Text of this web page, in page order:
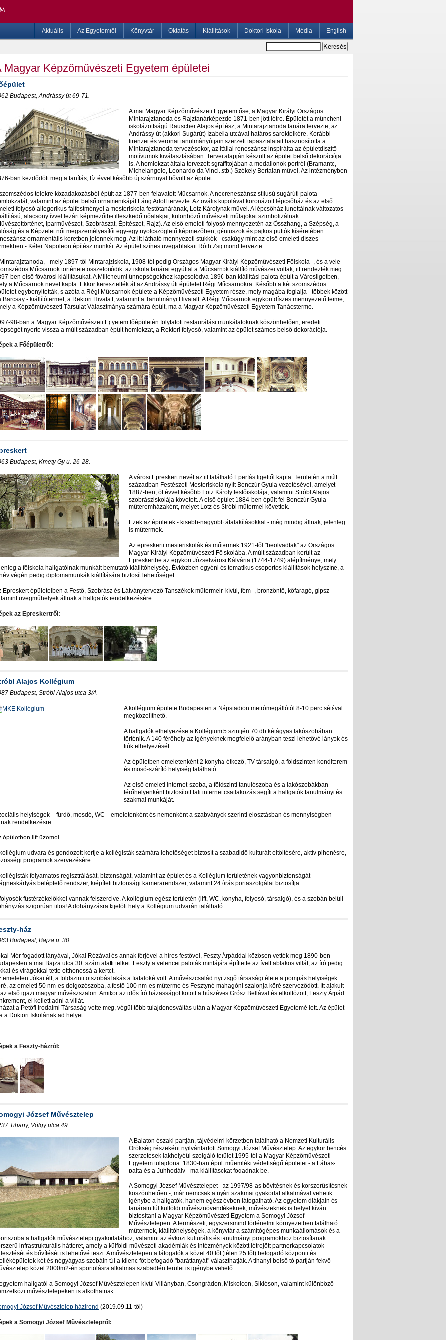
Aktuális Az Egyetemről Könyvtár Oktatás Kiállítások Doktori Iskola Média English
Magyar Képzőművészeti Egyetem épületei
Budapest, Andrássy út 69-71.
A mai Magyar Képzőművészeti Egyetem őse, a Magyar Királyi Országos
Mintarajztanoda és Rajztanárképezde 1871-ben jött létre. Épületét a müncheni
iskolázottságú Rauscher Alajos építész, a Mintarajztanoda tanára tervezte, az
Andrássy út (akkori Sugárút) Izabella utcával határos saroktelkére. Korábbi
firenzei és veronai tanulmányútjain szerzett tapasztalatait hasznosította a
Mintarajztanoda tervezésekor, az itáliai reneszánsz inspirálta az épületdíszítő
motívumok kiválasztásában. Tervei alapján készült az épület belső dekorációja
is. A homlokzat általa tervezett sgraffitojában a medalionok portréi (Bramante,
Michelangelo, Leonardo da Vinci..stb.) Székely Bertalan művei. Az intézményben
ban kezdődött meg a tanítás, tíz évvel később új szárnnyal bővült az épület.
telekre közadakozásból épült az 1877-ben felavatott Műcsarnok. A neoreneszánsz stílusú sugárúti palota
valamint az épület belső ornamenikáját Láng Adolf tervezte. Az ovális kupolával koronázott lépcsőház és az első
folyosó allegorikus falfestményei a mesteriskola festőtanárának, Lotz Károlynak művei. A lépcsőház lunettáinak változatos
alacsony ívvel lezárt képmezőibe illeszkedő nőalakjai, különböző művészeti műfajokat szimbolizálnak
Iparművészet, Szobrászat, Építészet, Rajz). Az első emeleti folyosó mennyezetén az Összhang, a Szépség, a
és a Képzelet női megszemélyesítői egy-egy nyolcszögletű képmezőben, géniuszok és pajkos puttók kíséretében
ornamentális keretben jelennek meg. Az itt látható mennyezeti stukkók - csakúgy mint az első emeleti díszes
- Kéler Napoleon építész munkái. Az épület színes üvegablakait Róth Zsigmond tervezte.
- mely 1897-től Mintarajziskola, 1908-tól pedig Országos Magyar Királyi Képzőművészeti Főiskola -, és a vele
Műcsarnok története összefonódik: az iskola tanárai egyúttal a Műcsarnok kiállító művészei voltak, itt rendezték meg
ben első fővárosi kiállításukat. A Milleneumi ünnepségekhez kapcsolódva 1896-ban kiállítási palota épült a Városligetben,
a Műcsarnok nevet kapta. Ekkor keresztelték át az Andrássy úti épületet Régi Műcsarnokra. Később a két szomszédos
egybenyitották, s azóta a Régi Műcsarnok épülete a Képzőművészeti Egyetem része, mely magába foglalja - többek között
Barcsay - kiállítótermet, a Rektori Hivatalt, valamint a Tanulmányi Hivatalt. A Régi Műcsarnok egykori díszes mennyezetű terme,
a Képzőművészeti Társulat Választmánya számára épült, ma a Magyar Képzőművészeti Egyetem Tanácsterme.
98-ban a Magyar Képzőművészeti Egyetem főépületén folytatott restaurálási munkálatoknak köszönhetően, eredeti
nyerte vissza a múlt században épült homlokzat, a Rektori folyosó, valamint az épület számos belső dekorációja.
a Főépületről:
Budapest, Kmety Gy u. 26-28.
A városi Epreskert nevét az itt található Eperfás ligettől kapta. Területén a múlt
században Festészeti Mesteriskola nyílt Benczúr Gyula vezetésével, amelyet
1887-ben, öt évvel később Lotz Károly festőiskolája, valamint Stróbl Alajos
szobrásziskolája követett. A első épület 1884-ben épült fel Benczúr Gyula
műteremházaként, melyet Lotz és Stróbl műtermei követtek.
Ezek az épületek - kisebb-nagyobb átalakításokkal - még mindig állnak, jelenleg
is műtermek.
Az epreskerti mesteriskolák és műtermek 1921-től "beolvadtak" az Országos
Magyar Királyi Képzőművészeti Főiskolába. A múlt században került az
Epreskertbe az egykori Józsefvárosi Kálvária (1744-1749) alépítménye, mely
a főiskola hallgatóinak munkáit bemutató kiállítóhelység. Évközben egyéni és tematikus csoportos kiállítások helyszíne, a
végén pedig diplomamunkák kiállítására biztosít lehetőséget.
Epreskert épületeiben a Festő, Szobrász és Látványtervező Tanszékek műtermein kívül, fém -, bronzöntő, kőfaragó, gipsz
üvegműhelyek állnak a hallgatók rendelkezésére.
az Epreskertről:
Alajos Kollégium
Budapest, Stróbl Alajos utca 3/A
A kollégium épülete Budapesten a Népstadion metrómegállótól 8-10 perc sétával
megközelíthető.
A hallgatók elhelyezése a Kollégium 5 szintjén 70 db kétágyas lakószobában
történik. A 140 férőhely az igényeknek megfelelő arányban teszi lehetővé lányok és
fiúk elhelyezését.
Az épületben emeletenként 2 konyha-étkező, TV-társalgó, a földszinten konditerem
és mosó-szárító helyiség található.
Az első emeleti internet-szoba, a földszinti tanulószoba és a lakószobákban
férőhelyenként biztosított fali internet csatlakozás segíti a hallgatók tanulmányi és
szakmai munkáját.
helyiségek – fürdő, mosdó, WC – emeletenként és nemenként a szabványok szerinti elosztásban és mennyiségben
rendelkezésre.
épületben lift üzemel.
udvara és gondozott kertje a kollégisták számára lehetőséget biztosít a szabadidő kulturált eltöltésére, aktív pihenésre,
programok szervezésére.
folyamatos regisztrálását, biztonságát, valamint az épület és a Kollégium területének vagyonbiztonságát
beléptető rendszer, kiépített biztonsági kamerarendszer, valamint 24 órás portaszolgálat biztosítja.
füstérzékelőkkel vannak felszerelve. A kollégium egész területén (lift, WC, konyha, folyosó, társalgó), és a szobán belüli
szigorúan tilos! A dohányzásra kijelölt hely a Kollégium udvarán található.
ház
Budapest, Bajza u. 30.
Mór fogadott lányával, Jókai Rózával és annak férjével a híres festővel, Feszty Árpáddal közösen vették meg 1890-ben
a mai Bajza utca 30. szám alatti telket. Feszty a velencei paloták mintájára építtette az ívelt ablakos villát, az író pedig
és virágokkal tette otthonossá a kertet.
emeleten Jókai élt, a földszinti ötszobás lakás a fiataloké volt. A művészcsalád nyüzsgő társasági élete a pompás helyiségek
az emeleti 50 nm-es dolgozószoba, a festő 100 nm-es műterme és Fesztyné mahagóni szalonja köré szerveződött. Itt alakult
első igazi magyar művészszalon. Amikor az idős író házasságot kötött a húszéves Grósz Bellával és elköltözött, Feszty Árpád
el kellett adni a villát.
a Petőfi Irodalmi Társaság vette meg, végül több tulajdonosváltás után a Magyar Képzőművészeti Egyetemé lett. Az épület
a Doktori Iskolának ad helyet.
a Feszty-házról:
József Művésztelep
Tihany, Völgy utca 49.
A Balaton északi partján, tájvédelmi körzetben található a Nemzeti Kulturális
Örökség részeként nyilvántartott Somogyi József Művésztelep. Az egykor bencés
szerzetesek lakhelyéül szolgáló terület 1995-tól a Magyar Képzőművészeti
Egyetem tulajdona. 1830-ban épült műemléki védettségű épületei - a Lábas-
pajta és a Juhhodály - ma kiállításokat fogadnak be.
A Somogyi József Művésztelepet - az 1997/98-as bővítésnek és korszerűsítésnek
köszönhetően -, már nemcsak a nyári szakmai gyakorlat alkalmával vehetik
igénybe a hallgatók, hanem egész évben látogatható. Az egyetem diákjain és
tanárain túl külföldi művésznövendékeknek, művészeknek is helyet kíván
biztosítani a Magyar Képzőművészeti Egyetem a Somogyi József
Művésztelepen. A természeti, egyszersmind történelmi környezetben található
műtermek, kiállítóhelységek, a könyvtár a számítógépes munkaállomások és a
a hallgatók művésztelepi gyakorlatához, valamint az évközi kulturális és tanulmányi programokhoz biztosítanak
infrastrukturális hátteret, amely a külföldi művészeti akadémiák és intézmények között létrejött partnerkapcsolatok
és bővítését is lehetővé teszi. A művésztelepen a látogatók a közel 40 főt (télen 25 főt) befogadó központi és
két és négyágyas szobáin túl a kilenc főt befogadó "baráttanyát" választhatják. A tihanyi belső tó partján fekvő
közel 2000m2-én sportolásra alkalmas szabadtéri terület is igénybe vehető.
hallgatói a Somogyi József Művésztelepen kívül Villányban, Csongrádon, Miskolcon, Siklóson, valamint különböző
művésztelepeken is alkothatnak.
József Művésztelep házirend (2019.09.11-től)
a Somogyi József Művésztelepről: